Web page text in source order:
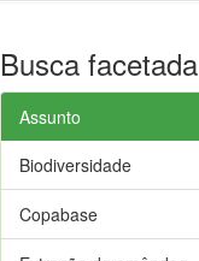
Busca facetada
Assunto
Biodiversidade
Copabase